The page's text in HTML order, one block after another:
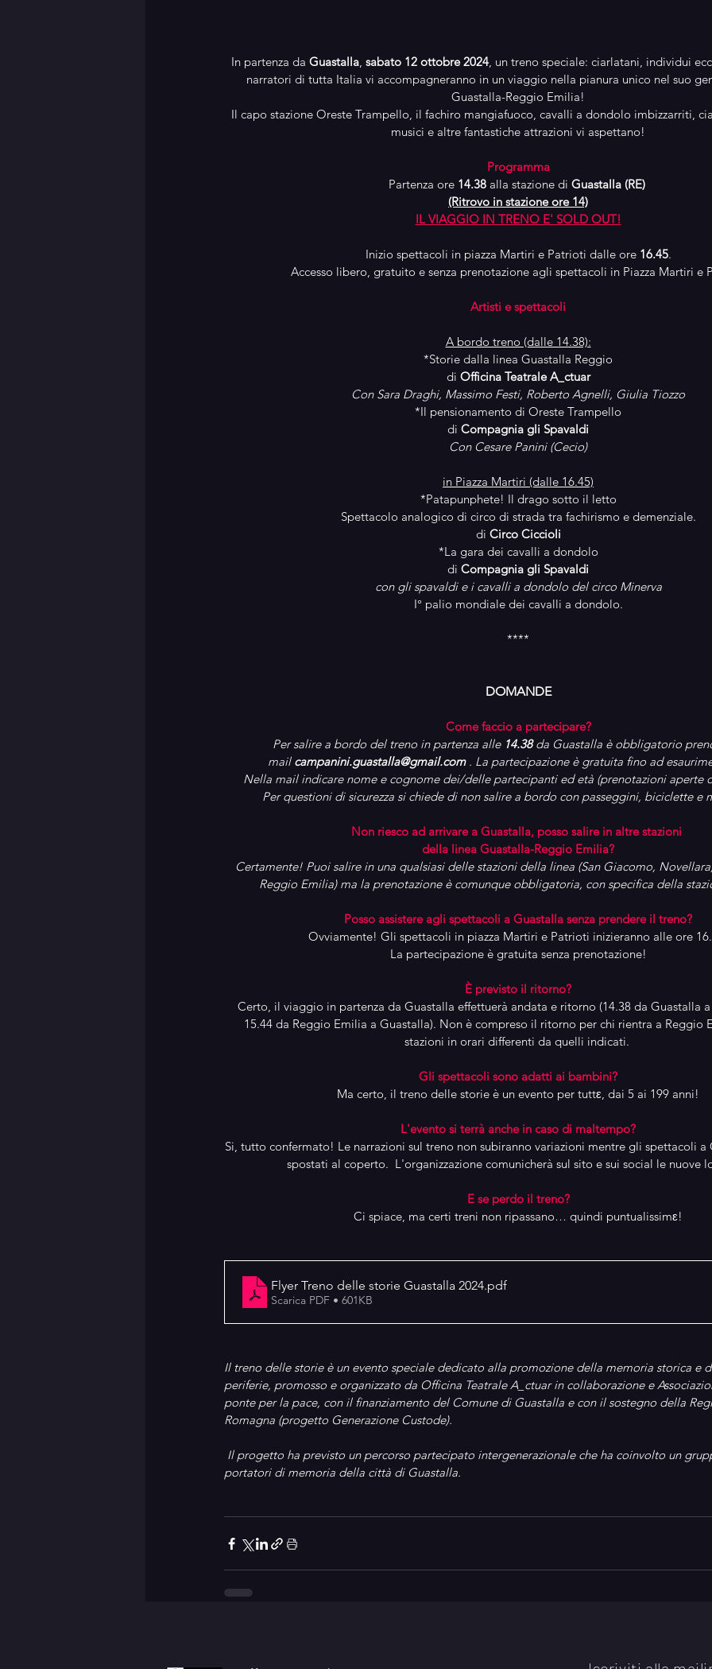
In partenza da Guastalla, sabato 12 ottobre 2024, un treno speciale: ciarlatani, individui
narratori di tutta Italia vi accompagneranno in un viaggio nella pianura unico nel suo
Guastalla-Reggio Emilia!
Il capo stazione Oreste Trampello, il fachiro mangiafuoco, cavalli a dondolo imbizzarriti,
musici e altre fantastiche attrazioni vi aspettano!
Programma
Partenza ore 14.38 alla stazione di Guastalla (RE)
(Ritrovo in stazione ore 14)
IL VIAGGIO IN TRENO E' SOLD OUT!
Inizio spettacoli in piazza Martiri e Patrioti dalle ore 16.45.
Accesso libero, gratuito e senza prenotazione agli spettacoli in Piazza Martiri e
Artisti e spettacoli
A bordo treno (dalle 14.38):
*Storie dalla linea Guastalla Reggio
di Officina Teatrale A_ctuar
Con Sara Draghi, Massimo Festi, Roberto Agnelli, Giulia Tiozzo
*Il pensionamento di Oreste Trampello
di Compagnia gli Spavaldi
Con Cesare Panini (Cecio)
in Piazza Martiri (dalle 16.45)
*Patapunphete! Il drago sotto il letto
Spettacolo analogico di circo di strada tra fachirismo e demenziale.
di Circo Ciccioli
*La gara dei cavalli a dondolo
di Compagnia gli Spavaldi
con gli spavaldi e i cavalli a dondolo del circo Minerva
I° palio mondiale dei cavalli a dondolo.
****
DOMANDE
Come faccio a partecipare?
Per salire a bordo del treno in partenza alle 14.38 da Guastalla è obbligatorio
mail campanini.guastalla@gmail.com . La partecipazione è gratuita fino ad
Nella mail indicare nome e cognome dei/delle partecipanti ed età (prenotazioni aperte
Per questioni di sicurezza si chiede di non salire a bordo con passeggini, biciclette e
Non riesco ad arrivare a Guastalla, posso salire in altre stazioni
della linea Guastalla-Reggio Emilia?
Certamente! Puoi salire in una qualsiasi delle stazioni della linea (San Giacomo,
Reggio Emilia) ma la prenotazione è comunque obbligatoria, con specifica della
Posso assistere agli spettacoli a Guastalla senza prendere il treno?
Ovviamente! Gli spettacoli in piazza Martiri e Patrioti inizieranno alle ore
La partecipazione è gratuita senza prenotazione!
È previsto il ritorno?
Certo, il viaggio in partenza da Guastalla effettuerà andata e ritorno (14.38 da Guastalla
15.44 da Reggio Emilia a Guastalla). Non è compreso il ritorno per chi rientra a Reggio
stazioni in orari differenti da quelli indicati.
Gli spettacoli sono adatti ai bambini?
Ma certo, il treno delle storie è un evento per tuttε, dai 5 ai 199 anni!
L'evento si terrà anche in caso di maltempo?
Si, tutto confermato! Le narrazioni sul treno non subiranno variazioni mentre gli spettacoli a
spostati al coperto.  L'organizzazione comunicherà sul sito e sui social le nuove
E se perdo il treno?
Ci spiace, ma certi treni non ripassano… quindi puntualissimε!
Flyer Treno delle storie Guastalla 2024.pdf
Scarica PDF • 601KB
Il treno delle storie è un evento speciale dedicato alla promozione della memoria storica e
periferie, promosso e organizzato da Officina Teatrale A_ctuar in collaborazione e
ponte per la pace, con il finanziamento del Comune di Guastalla e con il sostegno della
Romagna (progetto Generazione Custode).
Il progetto ha previsto un percorso partecipato intergenerazionale che ha coinvolto un
portatori di memoria della città di Guastalla.